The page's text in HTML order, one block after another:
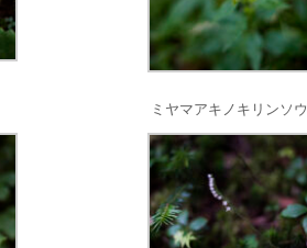
ミヤマアキノキリンソウ